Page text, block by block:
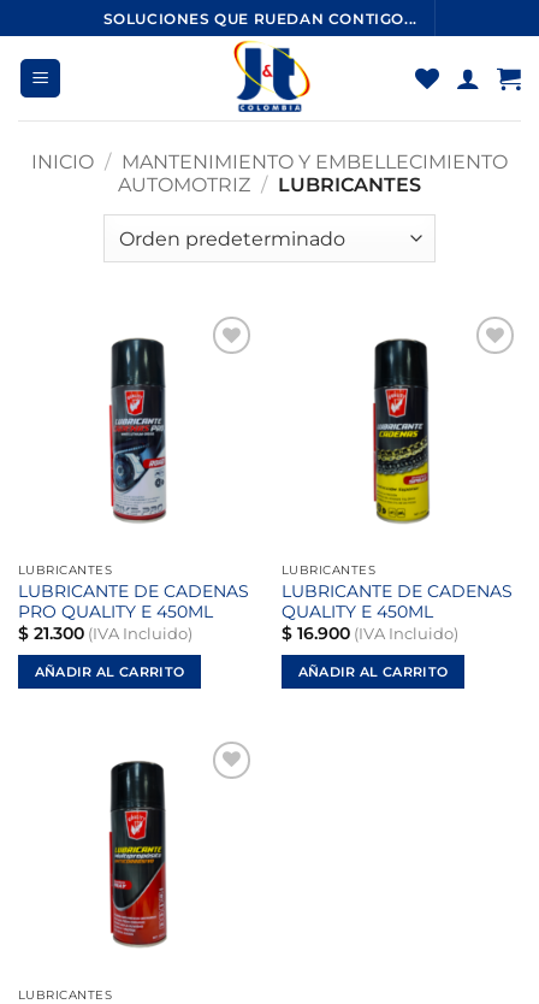
al
contenido
SOLUCIONES QUE RUEDAN CONTIGO...
INICIO / MANTENIMIENTO Y EMBELLECIMIENTO
AUTOMOTRIZ / LUBRICANTES
LUBRICANTES
LUBRICANTE DE CADENAS
PRO QUALITY E 450ML
$21.300(IVA Incluido)
AÑADIR AL CARRITO
LUBRICANTES
LUBRICANTE DE CADENAS
QUALITY E 450ML
$16.900(IVA Incluido)
AÑADIR AL CARRITO
LUBRICANTES